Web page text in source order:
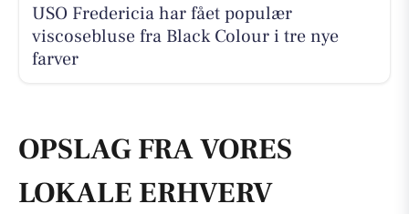
USO Fredericia har fået populær
viscosebluse fra Black Colour i tre nye
farver
OPSLAG FRA VORES
LOKALE ERHVERV